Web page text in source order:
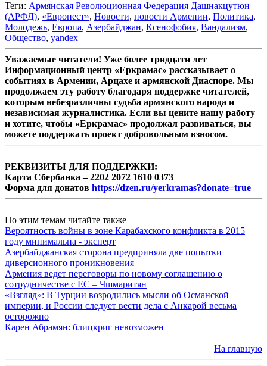
Теги: Армянская Революционная Федерация Дашнакцутюн
(АРФД), «Евронест», Новости, новости Армении, Политика,
Молодежь, Европа, Азербайджан, Ксенофобия, Вандализм,
Общество, yandex
Уважаемые читатели! Уже более тридцати лет
Информационный центр «Еркрамас» рассказывает о
событиях в Армении, Арцахе и армянской Диаспоре. Мы
продолжаем эту работу благодаря поддержке читателей,
которым небезразличны судьба армянского народа и
независимая журналистика. Если вы цените нашу работу
и хотите, чтобы «Еркрамас» продолжал развиваться, вы
можете поддержать проект добровольным взносом.
РЕКВИЗИТЫ ДЛЯ ПОДДЕРЖКИ:
Карта Сбербанка – 2202 2072 1610 0373
Форма для донатов https://dzen.ru/yerkramas?donate=true
По этим темам читайте также
Вероятность войны в зоне Карабахского конфликта в 2015
году минимальна - эксперт
Азербайджанская сторона предприняла две попытки
диверсионного проникновения
Армения ведет переговоры по новому соглашению о
сотрудничестве с ЕС – Чшмаритян
«Взгляд»: В Турции возродились мысли об Османской
империи, и России следует вести дела с Анкарой весьма
осторожно
Карен Абрамян: блицкриг невозможен
На главную